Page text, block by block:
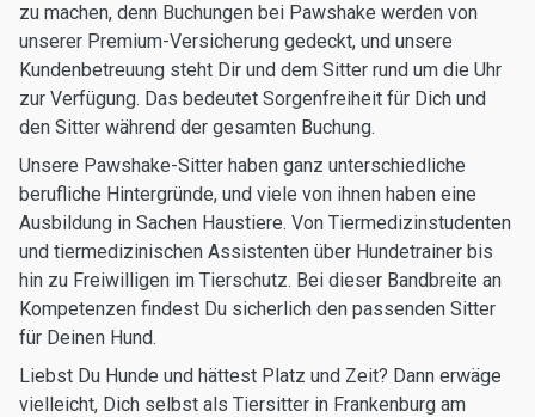
zu machen, denn Buchungen bei Pawshake werden von
unserer Premium-Versicherung gedeckt, und unsere
Kundenbetreuung steht Dir und dem Sitter rund um die Uhr
zur Verfügung. Das bedeutet Sorgenfreiheit für Dich und
den Sitter während der gesamten Buchung.
Unsere Pawshake-Sitter haben ganz unterschiedliche
berufliche Hintergründe, und viele von ihnen haben eine
Ausbildung in Sachen Haustiere. Von Tiermedizinstudenten
und tiermedizinischen Assistenten über Hundetrainer bis
hin zu Freiwilligen im Tierschutz. Bei dieser Bandbreite an
Kompetenzen findest Du sicherlich den passenden Sitter
für Deinen Hund.
Liebst Du Hunde und hättest Platz und Zeit? Dann erwäge
vielleicht, Dich selbst als Tiersitter in Frankenburg am